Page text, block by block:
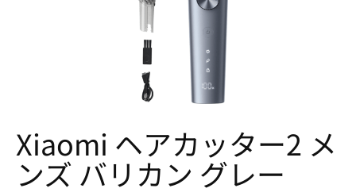
Xiaomi ヘアカッター2 メ
ンズ バリカン グレー